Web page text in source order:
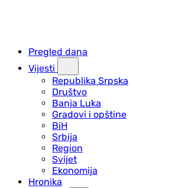
Pregled dana
Vijesti
Republika Srpska
Društvo
Banja Luka
Gradovi i opštine
BiH
Srbija
Region
Svijet
Ekonomija
Hronika